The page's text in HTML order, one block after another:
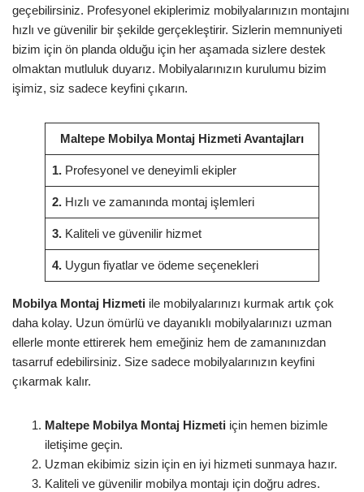
geçebilirsiniz. Profesyonel ekiplerimiz mobilyalarınızın montajını
hızlı ve güvenilir bir şekilde gerçekleştirir. Sizlerin memnuniyeti
bizim için ön planda olduğu için her aşamada sizlere destek
olmaktan mutluluk duyarız. Mobilyalarınızın kurulumu bizim
işimiz, siz sadece keyfini çıkarın.
Maltepe Mobilya Montaj Hizmeti Avantajları
1.Profesyonel ve deneyimli ekipler
2.Hızlı ve zamanında montaj işlemleri
3.Kaliteli ve güvenilir hizmet
4.Uygun fiyatlar ve ödeme seçenekleri
Mobilya Montaj Hizmeti ile mobilyalarınızı kurmak artık çok
daha kolay. Uzun ömürlü ve dayanıklı mobilyalarınızı uzman
ellerle monte ettirerek hem emeğiniz hem de zamanınızdan
tasarruf edebilirsiniz. Size sadece mobilyalarınızın keyfini
çıkarmak kalır.
Maltepe Mobilya Montaj Hizmeti için hemen bizimle
iletişime geçin.
Uzman ekibimiz sizin için en iyi hizmeti sunmaya hazır.
Kaliteli ve güvenilir mobilya montajı için doğru adres.